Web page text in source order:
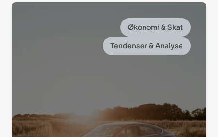
Økonomi & Skat
Tendenser & Analyse